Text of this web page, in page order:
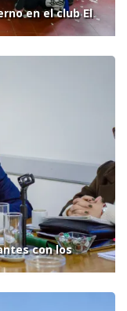
en el club El
con los